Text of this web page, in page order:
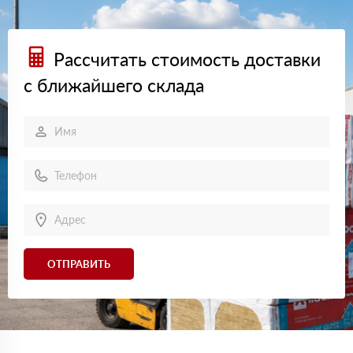
Рассчитать стоимость доставки
с ближайшего склада
ОТПРАВИТЬ